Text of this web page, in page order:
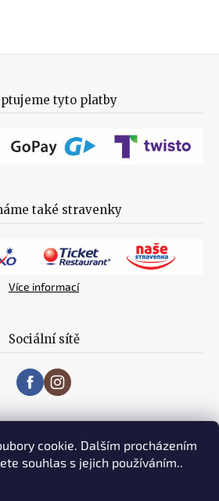
cookie. Dalším procházením
souhlas s jejich používáním..
tyto platby
také stravenky
Více informací
Sociální sítě